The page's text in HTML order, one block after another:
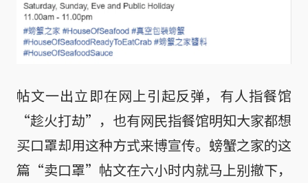
帖文一出立即在网上引起反弹，有人指餐馆
“趁火打劫”，也有网民指餐馆明知大家都想
买口罩却用这种方式来博宣传。螃蟹之家的这
篇“卖口罩”帖文在六小时内就马上别撤下，